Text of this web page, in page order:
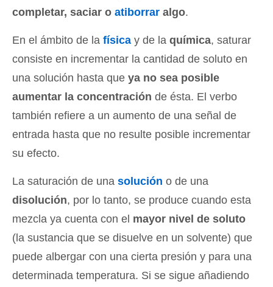
completar, saciar o atiborrar algo.
En el ámbito de la física y de la química, saturar
consiste en incrementar la cantidad de soluto en
una solución hasta que ya no sea posible
aumentar la concentración de ésta. El verbo
también refiere a un aumento de una señal de
entrada hasta que no resulte posible incrementar
su efecto.
La saturación de una solución o de una
disolución, por lo tanto, se produce cuando esta
mezcla ya cuenta con el mayor nivel de soluto
(la sustancia que se disuelve en un solvente) que
puede albergar con una cierta presión y para una
determinada temperatura. Si se sigue añadiendo